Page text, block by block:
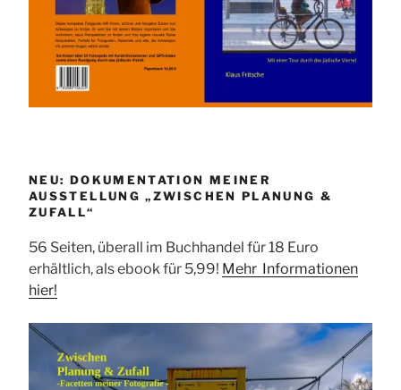
NEU: DOKUMENTATION MEINER
AUSSTELLUNG „ZWISCHEN PLANUNG &
ZUFALL“
56 Seiten, überall im Buchhandel für 18 Euro
erhältlich, als ebook für 5,99! Mehr Informationen
hier!